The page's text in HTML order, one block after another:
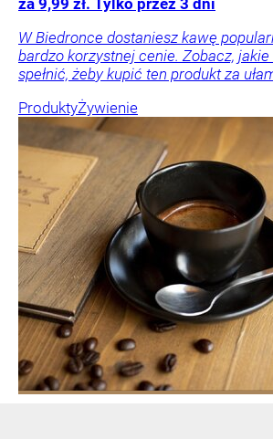
za 9,99 zł. Tylko przez 3 dni
W Biedronce dostaniesz kawę
bardzo korzystnej cenie. Zobacz,
spełnić, żeby kupić ten produkt za
ProduktyŻywienie